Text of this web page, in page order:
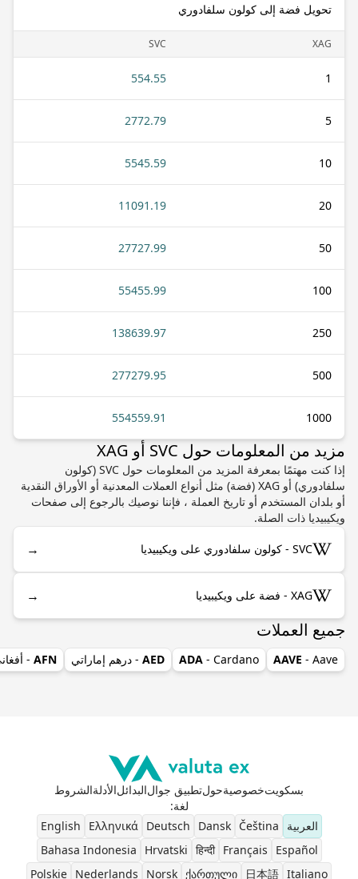
تحويل فضة إلى كولون سلفادوري
XAG
SVC
1
554.55
5
2772.79
10
5545.59
20
11091.19
50
27727.99
100
55455.99
250
138639.97
500
277279.95
1000
554559.91
مزيد من المعلومات حول SVC أو XAG
إذا كنت مهتمًا بمعرفة المزيد من المعلومات حول SVC (كولون
سلفادوري) أو XAG (فضة) مثل أنواع العملات المعدنية أو الأوراق النقدية
أو بلدان المستخدم أو تاريخ العملة ، فإننا نوصيك بالرجوع إلى صفحات
ويكيبيديا ذات الصلة.
SVC - كولون سلفادوري على ويكيبيديا →
XAG - فضة على ويكيبيديا →
جميع العملات
AAVE - Aave
ADA - Cardano
AED - درهم إماراتي AFN
-
بسكويتخصوصيةحولتطبيق جوالالبدائلالأدلةالشروط
لغة:
العربية
Čeština
Dansk
Deutsch
Ελληνικά
English
Español
Français
हिन्दी
Hrvatski
Bahasa Indonesia
Italiano
日本語
ქართული
Norsk
Nederlands
Polskie